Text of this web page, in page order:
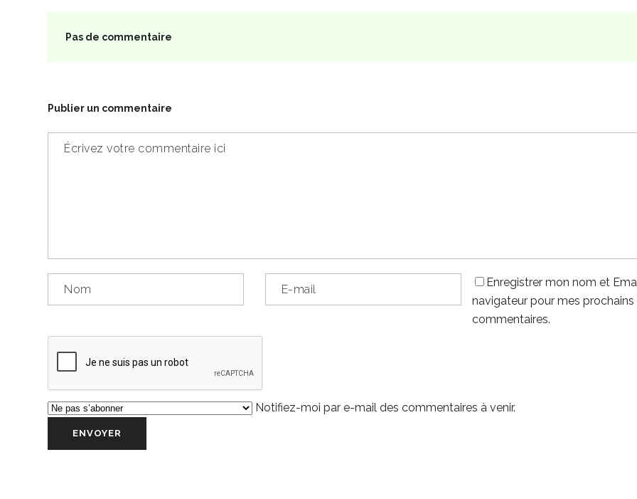
Pas de commentaire
Publier un commentaire
Enregistrer mon nom et
navigateur pour mes prochains
commentaires.
Notifiez-moi par e-mail des commentaires à venir.